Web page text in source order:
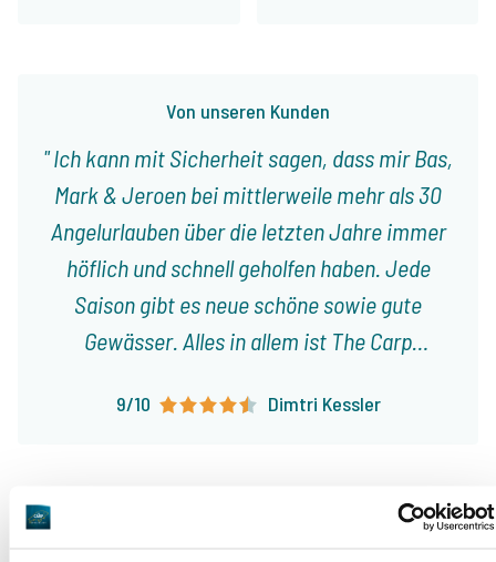
Von unseren Kunden
Ich kann mit Sicherheit sagen, dass mir Bas,
Mark & Jeroen bei mittlerweile mehr als 30
Angelurlauben über die letzten Jahre immer
höflich und schnell geholfen haben. Jede
Saison gibt es neue schöne sowie gute
Gewässer. Alles in allem ist The Carp
vertrauenswürdige Firma, bei der ich immer
9/10 Dimtri Kessler